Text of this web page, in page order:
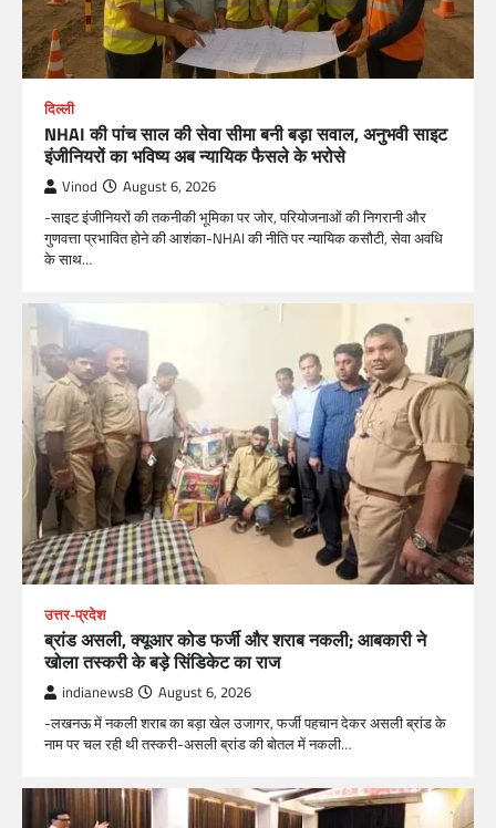
दिल्ली
NHAI की पांच साल की सेवा सीमा बनी बड़ा सवाल, अनुभवी साइट
इंजीनियरों का भविष्य अब न्यायिक फैसले के भरोसे
Vinod August 6, 2026
-साइट इंजीनियरों की तकनीकी भूमिका पर जोर, परियोजनाओं की निगरानी और
गुणवत्ता प्रभावित होने की आशंका-NHAI की नीति पर न्यायिक कसौटी, सेवा अवधि
के साथ…
उत्तर-प्रदेश
ब्रांड असली, क्यूआर कोड फर्जी और शराब नकली; आबकारी ने
खोला तस्करी के बड़े सिंडिकेट का राज
indianews8 August 6, 2026
-लखनऊ में नकली शराब का बड़ा खेल उजागर, फर्जी पहचान देकर असली ब्रांड के
नाम पर चल रही थी तस्करी-असली ब्रांड की बोतल में नकली…